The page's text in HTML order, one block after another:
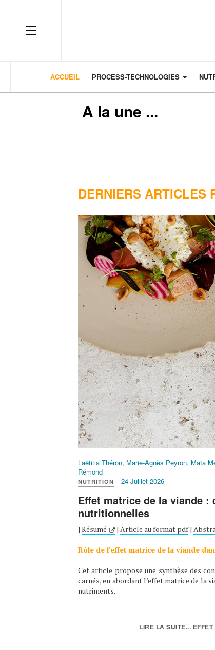
OFF CANVAS
ACCUEIL PROCESS-TECHNOLOGIES
A la une ...
DERNIERS ARTICLES
Laëtitia Théron, Marie-Agnès Peyron, Maïa
Rémond
NUTRITION 24 Juillet 2026
Effet matrice de la viande
nutritionnelles
| Résumé | Article au format pdf|
Rôle de l’effet matrice de la viande
Cet article propose une synthèse des
carnés, en abordant l’effet matrice de la
nutriments.
LIRE LA SUITE...